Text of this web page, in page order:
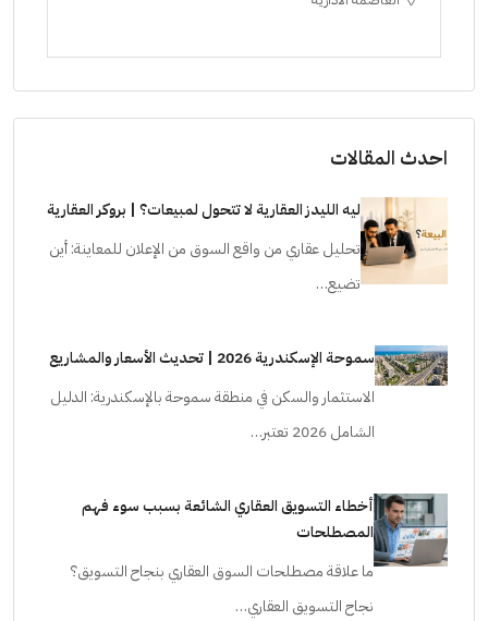
احدث المقالات
ليه الليدز العقارية لا تتحول لمبيعات؟ | بروكر العقارية
تحليل عقاري من واقع السوق من الإعلان للمعاينة: أين
تضيع…
سموحة الإسكندرية 2026 | تحديث الأسعار والمشاريع
الاستثمار والسكن في منطقة سموحة بالإسكندرية: الدليل
الشامل 2026 تعتبر…
أخطاء التسويق العقاري الشائعة بسبب سوء فهم
المصطلحات
ما علاقة مصطلحات السوق العقاري بنجاح التسويق؟
نجاح التسويق العقاري…